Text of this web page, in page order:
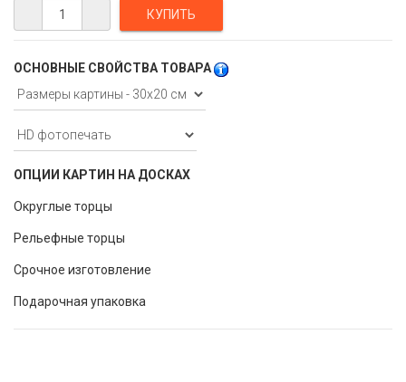
ОСНОВНЫЕ СВОЙСТВА ТОВАРА
ОПЦИИ КАРТИН НА ДОСКАХ
Округлые торцы
Рельефные торцы
Срочное изготовление
Подарочная упаковка